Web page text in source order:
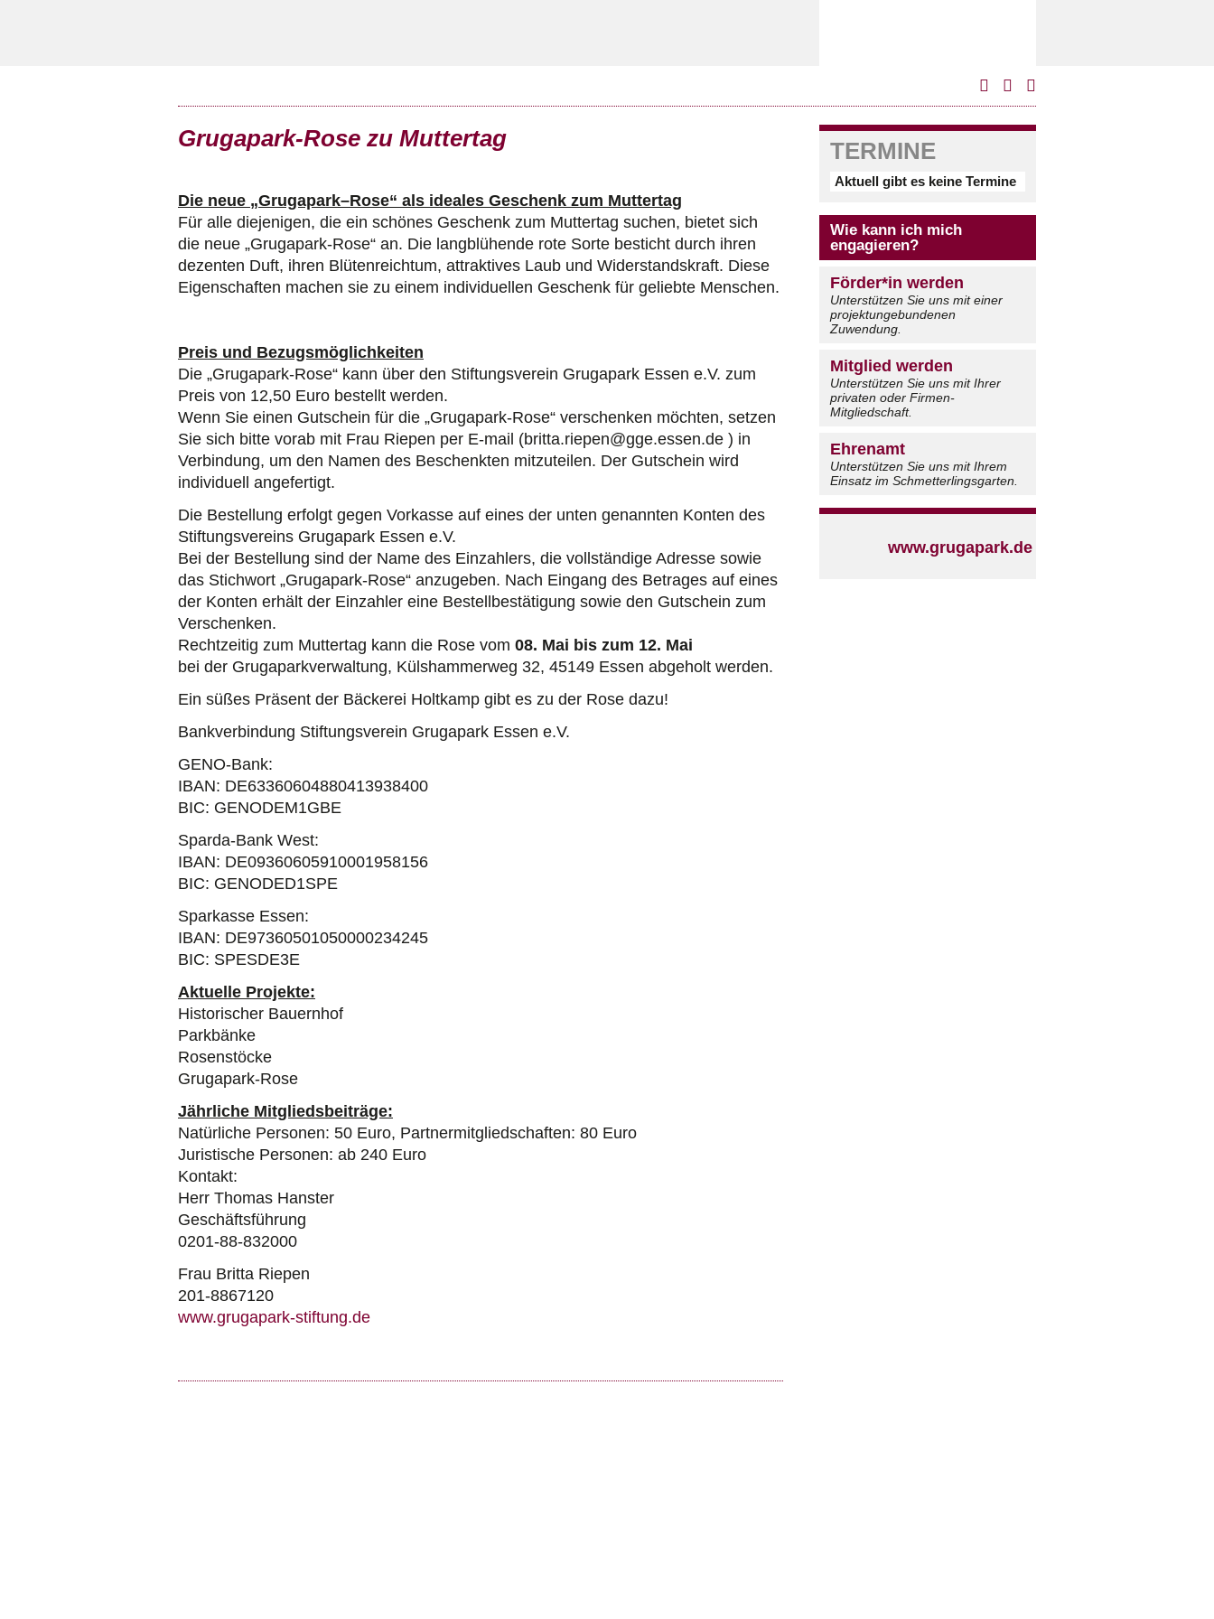
Grugapark-Rose zu Muttertag
Die neue „Grugapark–Rose“ als ideales Geschenk zum Muttertag
Für alle diejenigen, die ein schönes Geschenk zum Muttertag suchen, bietet sich
die neue „Grugapark-Rose“ an. Die langblühende rote Sorte besticht durch ihren
dezenten Duft, ihren Blütenreichtum, attraktives Laub und Widerstandskraft. Diese
Eigenschaften machen sie zu einem individuellen Geschenk für geliebte Menschen.
Preis und Bezugsmöglichkeiten
Die „Grugapark-Rose“ kann über den Stiftungsverein Grugapark Essen e.V. zum
Preis von 12,50 Euro bestellt werden.
Wenn Sie einen Gutschein für die „Grugapark-Rose“ verschenken möchten, setzen
Sie sich bitte vorab mit Frau Riepen per E-mail (britta.riepen@gge.essen.de ) in
Verbindung, um den Namen des Beschenkten mitzuteilen. Der Gutschein wird
individuell angefertigt.
Die Bestellung erfolgt gegen Vorkasse auf eines der unten genannten Konten des
Stiftungsvereins Grugapark Essen e.V.
Bei der Bestellung sind der Name des Einzahlers, die vollständige Adresse sowie
das Stichwort „Grugapark-Rose“ anzugeben. Nach Eingang des Betrages auf eines
der Konten erhält der Einzahler eine Bestellbestätigung sowie den Gutschein zum
Verschenken.
Rechtzeitig zum Muttertag kann die Rose vom 08. Mai bis zum 12. Mai
bei der Grugaparkverwaltung, Külshammerweg 32, 45149 Essen abgeholt werden.
Ein süßes Präsent der Bäckerei Holtkamp gibt es zu der Rose dazu!
Bankverbindung Stiftungsverein Grugapark Essen e.V.
GENO-Bank:
IBAN: DE63360604880413938400
BIC: GENODEM1GBE
Sparda-Bank West:
IBAN: DE09360605910001958156
BIC: GENODED1SPE
Sparkasse Essen:
IBAN: DE97360501050000234245
BIC: SPESDE3E
Aktuelle Projekte:
Historischer Bauernhof
Parkbänke
Rosenstöcke
Grugapark-Rose
Jährliche Mitgliedsbeiträge:
Natürliche Personen: 50 Euro, Partnermitgliedschaften: 80 Euro
Juristische Personen: ab 240 Euro
Kontakt:
Herr Thomas Hanster
Geschäftsführung
0201-88-832000
Frau Britta Riepen
201-8867120
www.grugapark-stiftung.de
TERMINE
Aktuell gibt es keine Termine
Wie kann ich mich
engagieren?
Förder*in werden
Unterstützen Sie uns mit einer
projektungebundenen
Zuwendung.
Mitglied werden
Unterstützen Sie uns mit Ihrer
privaten oder Firmen-
Mitgliedschaft.
Ehrenamt
Unterstützen Sie uns mit Ihrem
Einsatz im Schmetterlingsgarten.
www.grugapark.de